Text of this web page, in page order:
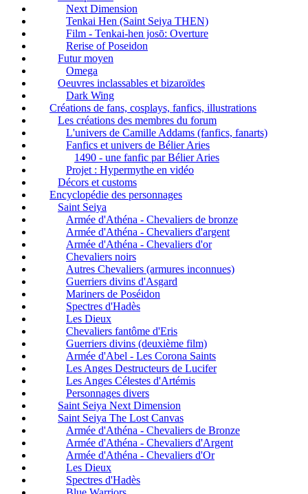
Next Dimension
Tenkai Hen (Saint Seiya THEN)
Film - Tenkai-hen josō: Overture
Rerise of Poseidon
Futur moyen
Omega
Oeuvres inclassables et bizaroïdes
Dark Wing
Créations de fans, cosplays, fanfics, illustrations
Les créations des membres du forum
L'univers de Camille Addams (fanfics, fanarts)
Fanfics et univers de Bélier Aries
1490 - une fanfic par Bélier Aries
Projet : Hypermythe en vidéo
Décors et customs
Encyclopédie des personnages
Saint Seiya
Armée d'Athéna - Chevaliers de bronze
Armée d'Athéna - Chevaliers d'argent
Armée d'Athéna - Chevaliers d'or
Chevaliers noirs
Autres Chevaliers (armures inconnues)
Guerriers divins d'Asgard
Mariners de Poséidon
Spectres d'Hadès
Les Dieux
Chevaliers fantôme d'Eris
Guerriers divins (deuxième film)
Armée d'Abel - Les Corona Saints
Les Anges Destructeurs de Lucifer
Les Anges Célestes d'Artémis
Personnages divers
Saint Seiya Next Dimension
Saint Seiya The Lost Canvas
Armée d'Athéna - Chevaliers de Bronze
Armée d'Athéna - Chevaliers d'Argent
Armée d'Athéna - Chevaliers d'Or
Les Dieux
Spectres d'Hadès